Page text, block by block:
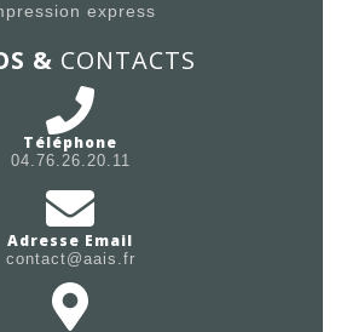
express
& CONTACTS
Téléphone
04.76.26.20.11
Adresse Email
contact@aais.fr